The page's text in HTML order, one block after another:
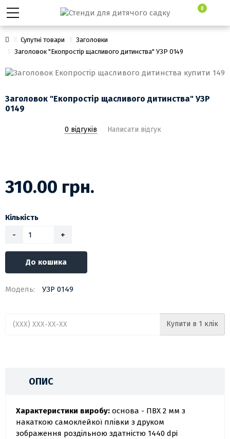
0
Супутні товари
Заголовки
Заголовок "Екопростір щасливого дитинства" УЗР 0149
Заголовок "Екопростір щасливого дитинства" УЗР
0149
0 відгуків Написати відгук
310.00 грн.
Кількість
-
+
До кошика
Модель: УЗР 0149
Купити в 1 клік
ОПИС
Характеристики виробу: основа - ПВХ 2 мм з
накаткою самоклейкої плівки з друком
зображення роздільною здатністю 1440 dpi